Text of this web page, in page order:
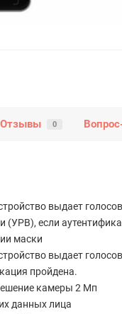
Отзывы 0
выдает
(УРВ), если
маски
выдает
пройдена.
камеры 2 Мп
данных лица